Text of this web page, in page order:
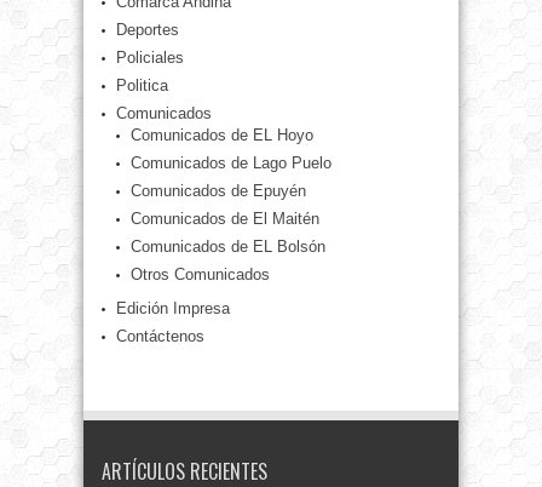
Deportes
Policiales
Politica
Comunicados
Comunicados de EL Hoyo
Comunicados de Lago Puelo
Comunicados de Epuyén
Comunicados de El Maitén
Comunicados de EL Bolsón
Otros Comunicados
Edición Impresa
Contáctenos
ARTÍCULOS RECIENTES